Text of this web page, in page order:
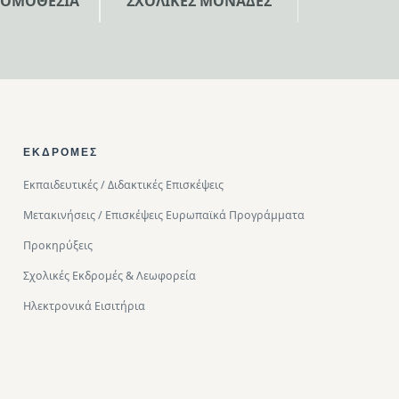
ΕΚΔΡΟΜΈΣ
Εκπαιδευτικές / Διδακτικές Επισκέψεις
Μετακινήσεις / Επισκέψεις Ευρωπαϊκά Προγράμματα
Προκηρύξεις
Σχολικές Εκδρομές & Λεωφορεία
Ηλεκτρονικά Εισιτήρια